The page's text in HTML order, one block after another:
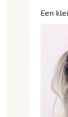
Een